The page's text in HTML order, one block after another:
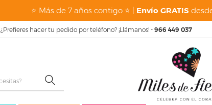
⭐ Más de 7 años contigo ⭐ | Envío GRATIS
¿Prefieres hacer tu pedido por teléfono? ¡Llámanos! - 966 449 037